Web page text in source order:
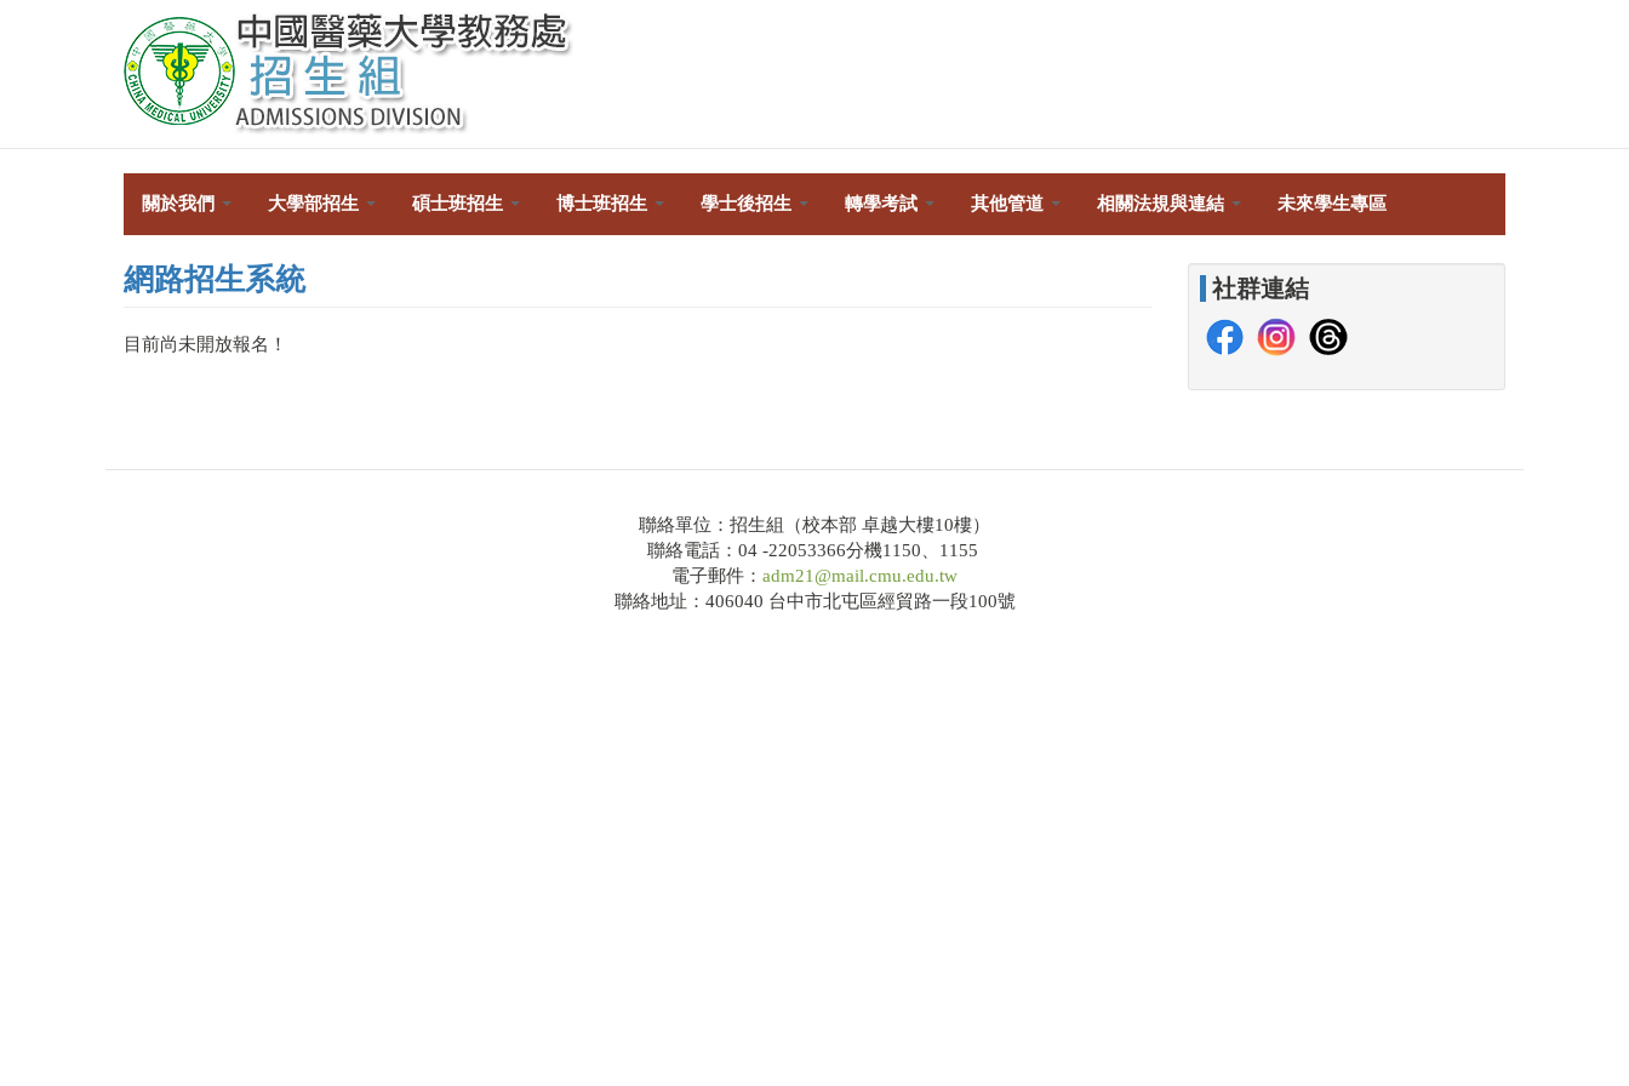
關於我們 大學部招生 碩士班招生 博士班招生 學士後招生 轉學考試 其他管道 相關法規與連結 未來學生專區
網路招生系統
目前尚未開放報名！
社群連結
聯絡單位：招生組（校本部 卓越大樓10樓）
聯絡電話：04 -22053366分機1150、1155
電子郵件： adm21@mail.cmu.edu.tw
聯絡地址：406040 台中市北屯區經貿路一段100號